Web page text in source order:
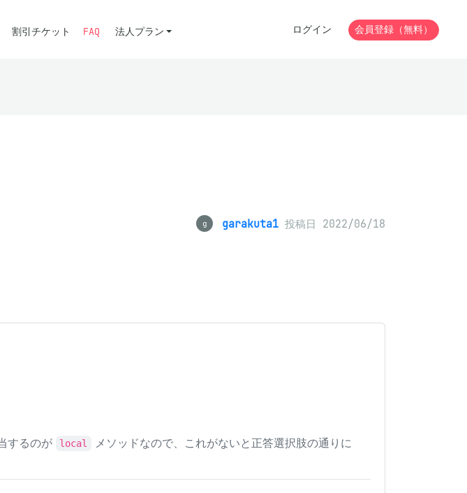
割引チケット FAQ 法人プラン ログイン 会員登録（無料）
g garakuta1 投稿日 2022/06/18
するのが
local
メソッドなので、これがないと正答選択肢の通りに